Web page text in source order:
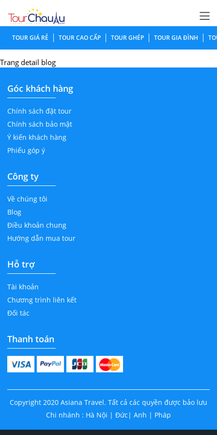
TOUR GIÁ RẺ TOUR CAO CẤP TOUR GHÉP TOUR GIA ĐÌNH
Trang detail blog
Góc khách hàng
Chính sách đặt tour
Chính sách bảo mật
Ý kiến khách hàng
Phiếu góp ý
Công ty
Về chúng tôi
Blog
Điều khoản chung
Hướng dẫn mua tour
Hỗ trợ
Tài khoản
Chương trình liên kết
Đối tác
Thanh toán
Copyright 2020 Asiana Travel. Tất cả các quyền được bảo lưu
Chi nhánh : Hà Nội | Đức| Anh | Pháp